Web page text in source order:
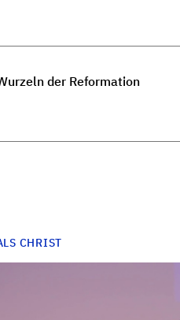
der Reformation
CHRIST